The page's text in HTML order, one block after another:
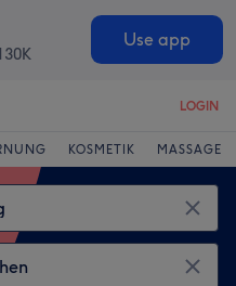
Use app
LOGIN
KOSMETIK MASSAGE